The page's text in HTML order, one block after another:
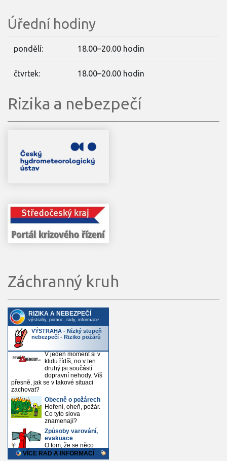
Úřední hodiny
pondělí: 18.00–20.00 hodin
čtvrtek: 18.00–20.00 hodin
Rizika a nebezpečí
Záchranný kruh